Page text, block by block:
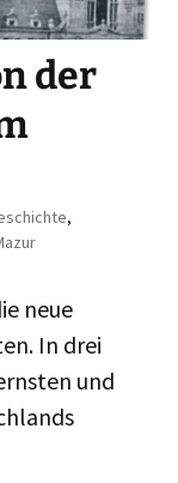
der
,
neue
In drei
und